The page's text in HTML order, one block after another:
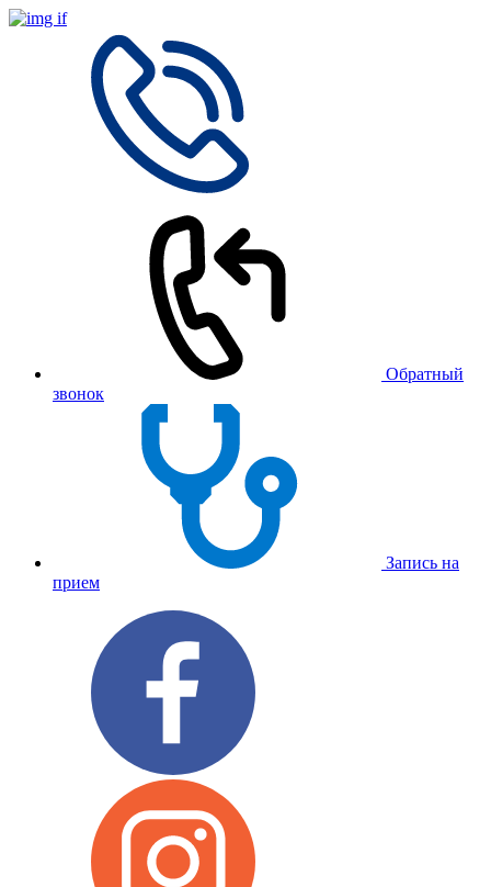
Обратный
звонок
Запись на
прием